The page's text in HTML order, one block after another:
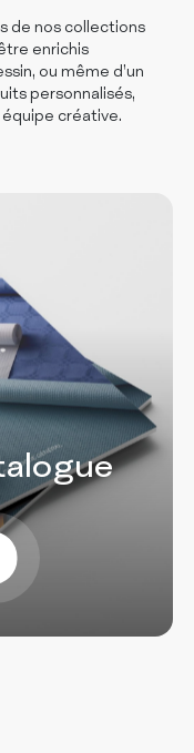
de nos collections
enrichis
ou même d’un
personnalisés,
créative.